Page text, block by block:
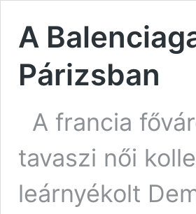
A
Párizsban
A francia
tavaszi női
leárnyékolt